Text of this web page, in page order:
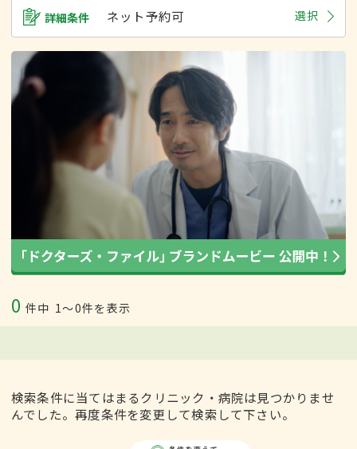
詳細条件 ネット予約可 選択
0 件中 1〜0件を表示
検索条件に当てはまるクリニック・病院は見つかりませ
んでした。再度条件を変更して検索して下さい。